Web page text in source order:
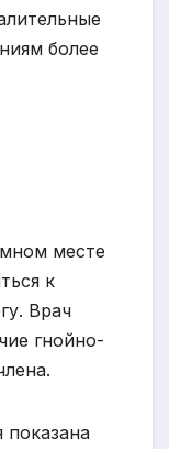
более
месте
к
Врач
гнойно-
показана